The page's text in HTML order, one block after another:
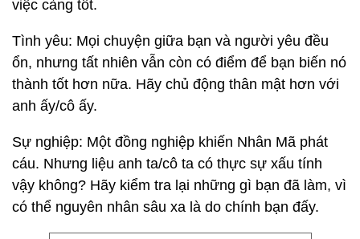
việc càng tốt.
Tình yêu: Mọi chuyện giữa bạn và người yêu đều
ổn, nhưng tất nhiên vẫn còn có điểm để bạn biến nó
thành tốt hơn nữa. Hãy chủ động thân mật hơn với
anh ấy/cô ấy.
Sự nghiệp: Một đồng nghiệp khiến Nhân Mã phát
cáu. Nhưng liệu anh ta/cô ta có thực sự xấu tính
vậy không? Hãy kiểm tra lại những gì bạn đã làm, vì
có thể nguyên nhân sâu xa là do chính bạn đấy.